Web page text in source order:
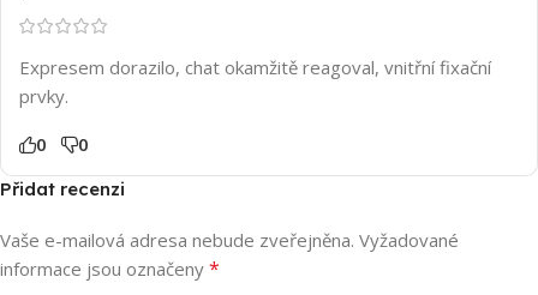
Expresem dorazilo, chat okamžitě reagoval, vnitřní fixační
prvky.
0 0
Přidat recenzi
Vaše e-mailová adresa nebude zveřejněna. Vyžadované
informace jsou označeny *